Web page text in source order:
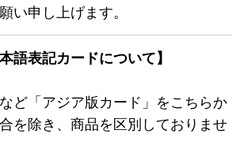
い申し上げます。
語表記カードについて】
ど「アジア版カード」をこちらか
を除き、商品を区別しておりませ